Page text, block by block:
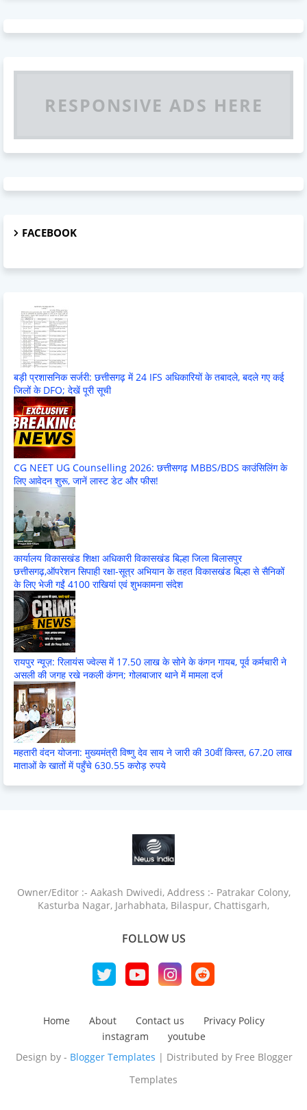
RESPONSIVE ADS HERE
FACEBOOK
बड़ी प्रशासनिक सर्जरी: छत्तीसगढ़ में 24 IFS अधिकारियों के तबादले, बदले गए कई
जिलों के DFO; देखें पूरी सूची
CG NEET UG Counselling 2026: छत्तीसगढ़ MBBS/BDS काउंसिलिंग के
लिए आवेदन शुरू, जानें लास्ट डेट और फीस!
कार्यालय विकासखंड शिक्षा अधिकारी विकासखंड बिल्हा जिला बिलासपुर
छत्तीसगढ़,ऑपरेशन सिपाही रक्षा-सूत्र अभियान के तहत विकासखंड बिल्हा से सैनिकों
के लिए भेजी गईं 4100 राखियां एवं शुभकामना संदेश
रायपुर न्यूज़: रिलायंस ज्वेल्स में 17.50 लाख के सोने के कंगन गायब, पूर्व कर्मचारी ने
असली की जगह रखे नकली कंगन; गोलबाजार थाने में मामला दर्ज
महतारी वंदन योजना: मुख्यमंत्री विष्णु देव साय ने जारी की 30वीं किस्त, 67.20 लाख
माताओं के खातों में पहुँचे 630.55 करोड़ रुपये
Owner/Editor :- Aakash Dwivedi, Address :- Patrakar Colony,
Kasturba Nagar, Jarhabhata, Bilaspur, Chattisgarh,
FOLLOW US
Home About Contact us
Privacy Policy
instagram
youtube
Design by - Blogger Templates | Distributed by Free Blogger
Templates